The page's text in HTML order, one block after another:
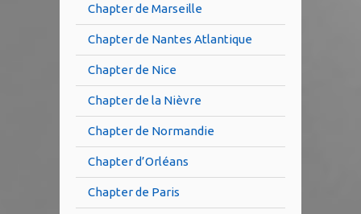
Chapter de Marseille
Chapter de Nantes Atlantique
Chapter de Nice
Chapter de la Nièvre
Chapter de Normandie
Chapter d’Orléans
Chapter de Paris